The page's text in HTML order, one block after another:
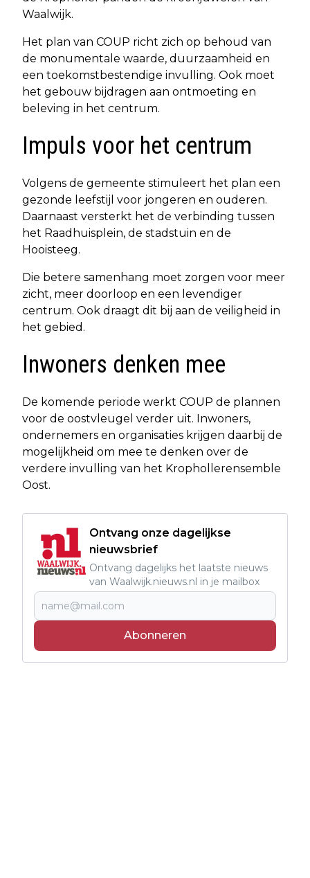
Waalwijk.
Het plan van COUP richt zich op behoud van
de monumentale waarde, duurzaamheid en
een toekomstbestendige invulling. Ook moet
het gebouw bijdragen aan ontmoeting en
beleving in het centrum.
Impuls voor het centrum
Volgens de gemeente stimuleert het plan een
gezonde leefstijl voor jongeren en ouderen.
Daarnaast versterkt het de verbinding tussen
het Raadhuisplein, de stadstuin en de
Hooisteeg.
Die betere samenhang moet zorgen voor meer
zicht, meer doorloop en een levendiger
centrum. Ook draagt dit bij aan de veiligheid in
het gebied.
Inwoners denken mee
De komende periode werkt COUP de plannen
voor de oostvleugel verder uit. Inwoners,
ondernemers en organisaties krijgen daarbij de
mogelijkheid om mee te denken over de
verdere invulling van het Krophollerensemble
Oost.
Ontvang onze dagelijkse
nieuwsbrief
Ontvang dagelijks het laatste nieuws
van Waalwijk.nieuws.nl in je mailbox
Abonneren